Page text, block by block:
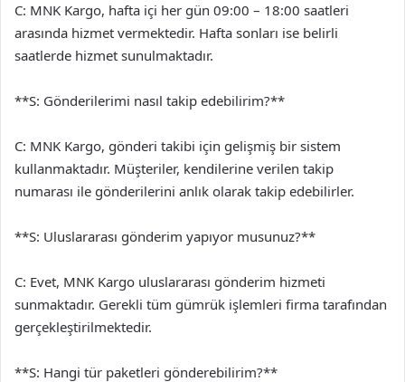
C: MNK Kargo, hafta içi her gün 09:00 – 18:00 saatleri
arasında hizmet vermektedir. Hafta sonları ise belirli
saatlerde hizmet sunulmaktadır.
**S: Gönderilerimi nasıl takip edebilirim?**
C: MNK Kargo, gönderi takibi için gelişmiş bir sistem
kullanmaktadır. Müşteriler, kendilerine verilen takip
numarası ile gönderilerini anlık olarak takip edebilirler.
**S: Uluslararası gönderim yapıyor musunuz?**
C: Evet, MNK Kargo uluslararası gönderim hizmeti
sunmaktadır. Gerekli tüm gümrük işlemleri firma tarafından
gerçekleştirilmektedir.
**S: Hangi tür paketleri gönderebilirim?**